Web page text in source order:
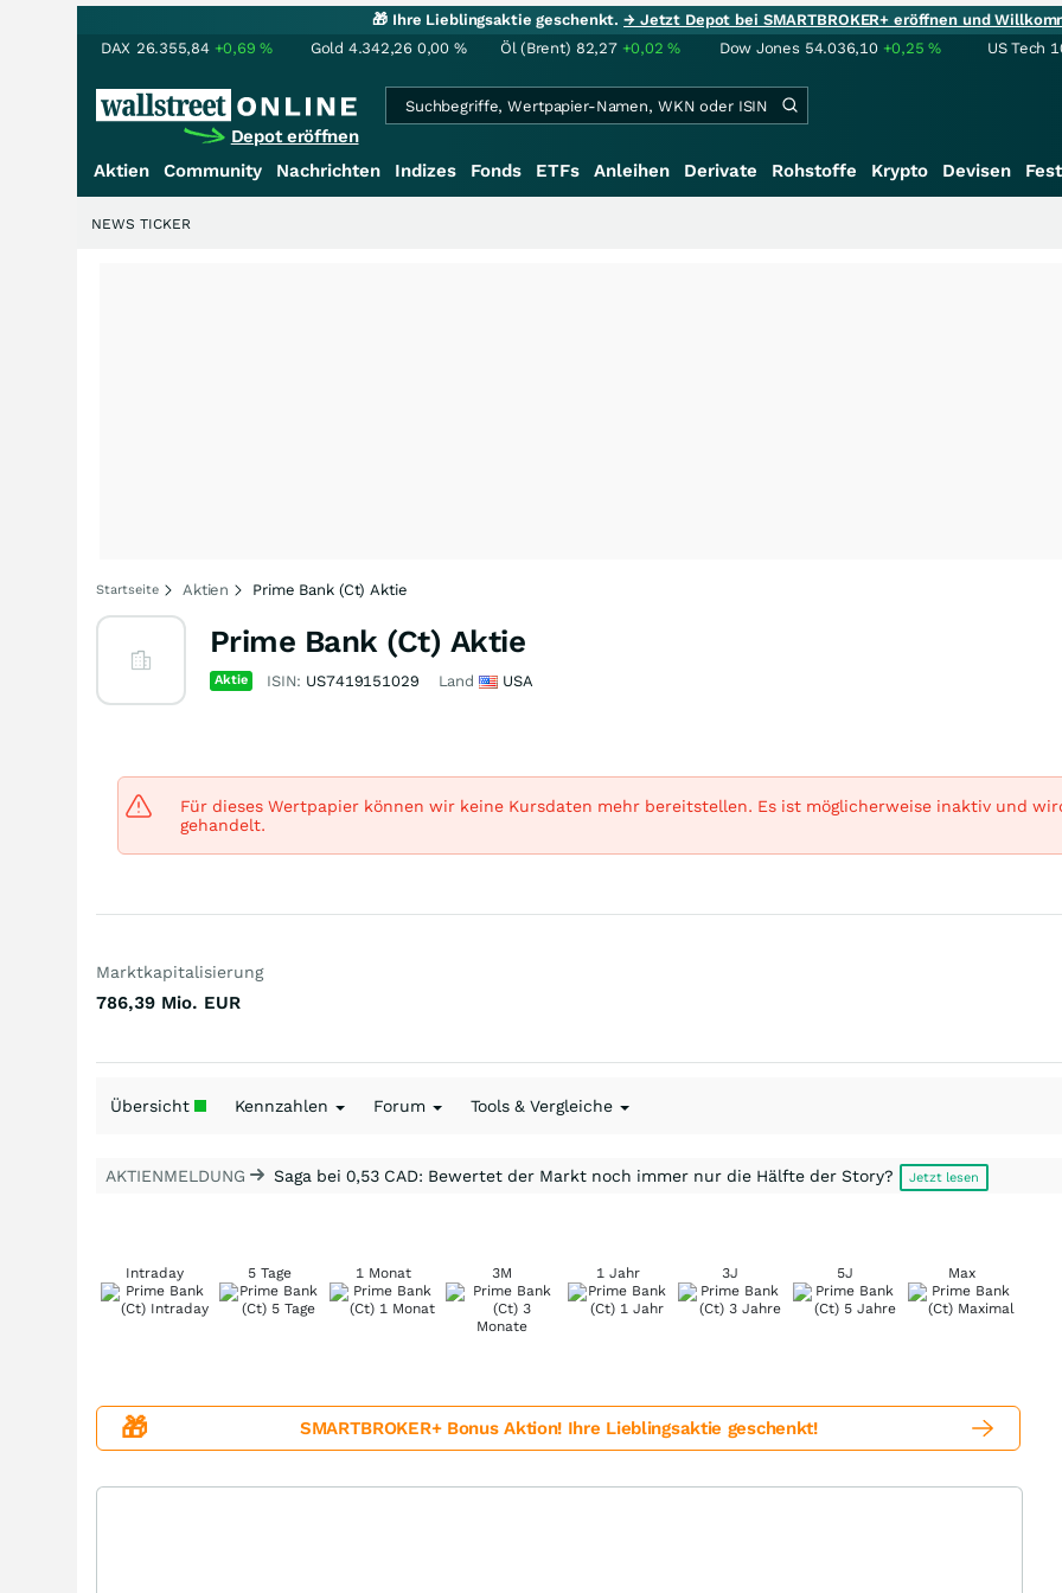
🎁 Ihre Lieblingsaktie geschenkt.→ Jetzt Depot bei SMARTBROKER+ eröffnen und
DAX 26.355,84 +0,69% Gold 4.342,26 0,00 % Öl (Brent) 82,27 +0,02% Dow Jones 54.036,10 +0,25% US Tech
Depot eröffnen
Aktien Community Nachrichten Indizes Fonds ETFs Anleihen Derivate Rohstoffe Krypto Devisen
NEWS TICKER
Startseite Aktien Prime Bank (Ct) Aktie
Prime Bank (Ct) Aktie
Aktie ISIN: US7419151029 Land USA
Für dieses Wertpapier können wir keine Kursdaten mehr bereitstellen. Es ist möglicherweise inaktiv und
gehandelt.
Marktkapitalisierung
786,39 Mio. EUR
Übersicht Kennzahlen Forum Tools & Vergleiche
AKTIENMELDUNG Saga bei 0,53 CAD: Bewertet der Markt noch immer nur die Hälfte der Story? Jetzt lesen
Intraday 5 Tage 1 Monat 3M 1 Jahr 3J 5J Max
🎁 SMARTBROKER+ Bonus Aktion! Ihre Lieblingsaktie geschenkt!